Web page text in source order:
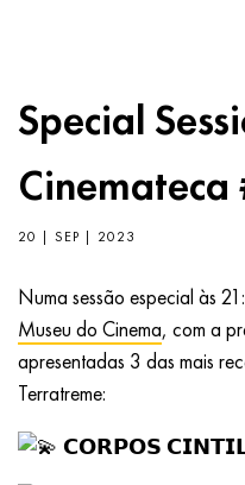
Special
Cinemateca
20 | SEP | 2023
Numa sessão especial às
Museu do Cinema, com a
apresentadas 3 das mais
Terratreme:
𝗖𝗢𝗥𝗣𝗢𝗦